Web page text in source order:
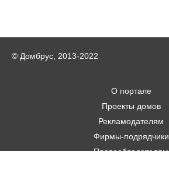
© Домбрус, 2013-2022
О портале
Проекты домов
Рекламодателям
Фирмы-подрядчики
Правообладателям